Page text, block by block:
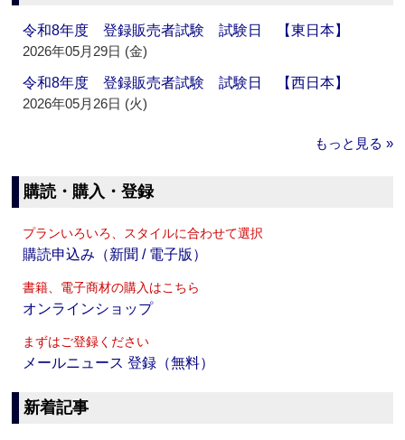
令和8年度 登録販売者試験 試験日 【東日本】
2026年05月29日 (金)
令和8年度 登録販売者試験 試験日 【西日本】
2026年05月26日 (火)
もっと見る »
購読・購入・登録
プランいろいろ、スタイルに合わせて選択
購読申込み（新聞 / 電子版）
書籍、電子商材の購入はこちら
オンラインショップ
まずはご登録ください
メールニュース 登録（無料）
新着記事